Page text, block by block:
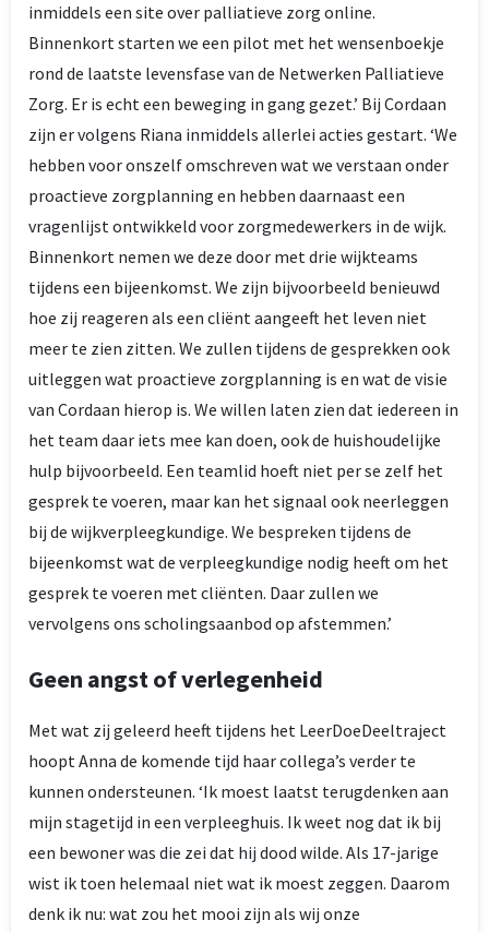
inmiddels een site over palliatieve zorg online.
Binnenkort starten we een pilot met het wensenboekje
rond de laatste levensfase van de Netwerken Palliatieve
Zorg. Er is echt een beweging in gang gezet.’ Bij Cordaan
zijn er volgens Riana inmiddels allerlei acties gestart. ‘We
hebben voor onszelf omschreven wat we verstaan onder
proactieve zorgplanning en hebben daarnaast een
vragenlijst ontwikkeld voor zorgmedewerkers in de wijk.
Binnenkort nemen we deze door met drie wijkteams
tijdens een bijeenkomst. We zijn bijvoorbeeld benieuwd
hoe zij reageren als een cliënt aangeeft het leven niet
meer te zien zitten. We zullen tijdens de gesprekken ook
uitleggen wat proactieve zorgplanning is en wat de visie
van Cordaan hierop is. We willen laten zien dat iedereen in
het team daar iets mee kan doen, ook de huishoudelijke
hulp bijvoorbeeld. Een teamlid hoeft niet per se zelf het
gesprek te voeren, maar kan het signaal ook neerleggen
bij de wijkverpleegkundige. We bespreken tijdens de
bijeenkomst wat de verpleegkundige nodig heeft om het
gesprek te voeren met cliënten. Daar zullen we
vervolgens ons scholingsaanbod op afstemmen.’
Geen angst of verlegenheid
Met wat zij geleerd heeft tijdens het LeerDoeDeeltraject
hoopt Anna de komende tijd haar collega’s verder te
kunnen ondersteunen. ‘Ik moest laatst terugdenken aan
mijn stagetijd in een verpleeghuis. Ik weet nog dat ik bij
een bewoner was die zei dat hij dood wilde. Als 17-jarige
wist ik toen helemaal niet wat ik moest zeggen. Daarom
denk ik nu: wat zou het mooi zijn als wij onze